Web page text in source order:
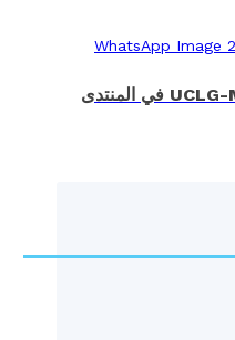
تعزيز حلول الإسكان: صوت UCLG-MEWA في المنتدى